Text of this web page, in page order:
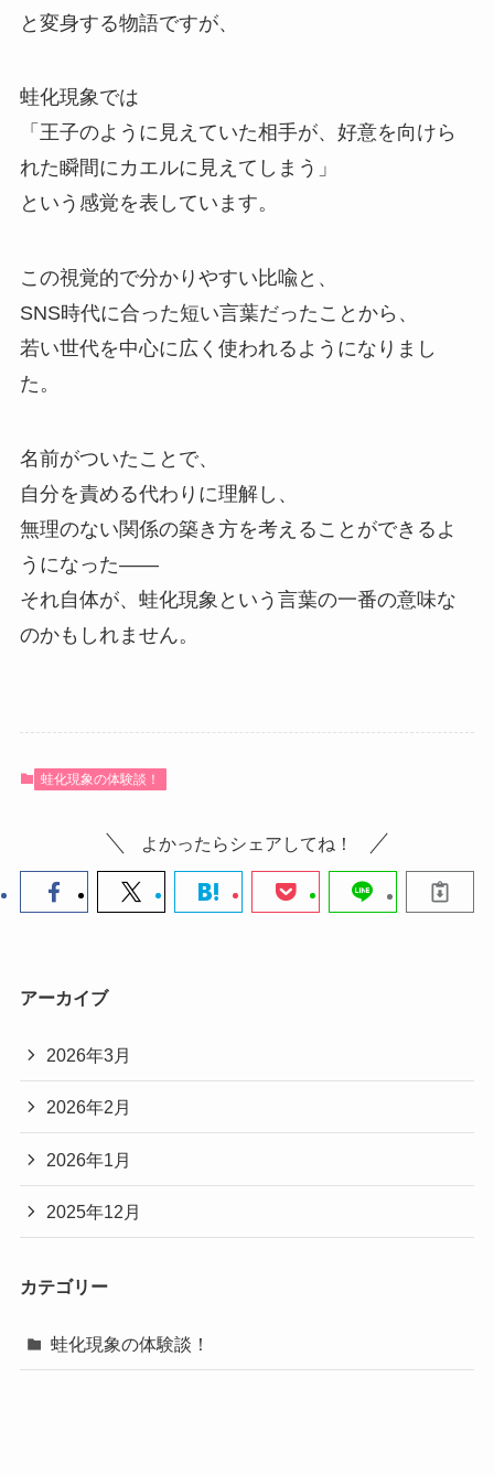
と変身する物語ですが、
蛙化現象では
「王子のように見えていた相手が、好意を向けら
れた瞬間にカエルに見えてしまう」
という感覚を表しています。
この視覚的で分かりやすい比喩と、
SNS時代に合った短い言葉だったことから、
若い世代を中心に広く使われるようになりまし
た。
名前がついたことで、
自分を責める代わりに理解し、
無理のない関係の築き方を考えることができるよ
うになった――
それ自体が、蛙化現象という言葉の一番の意味な
のかもしれません。
蛙化現象の体験談！
よかったらシェアしてね！
アーカイブ
2026年3月
2026年2月
2026年1月
2025年12月
カテゴリー
蛙化現象の体験談！